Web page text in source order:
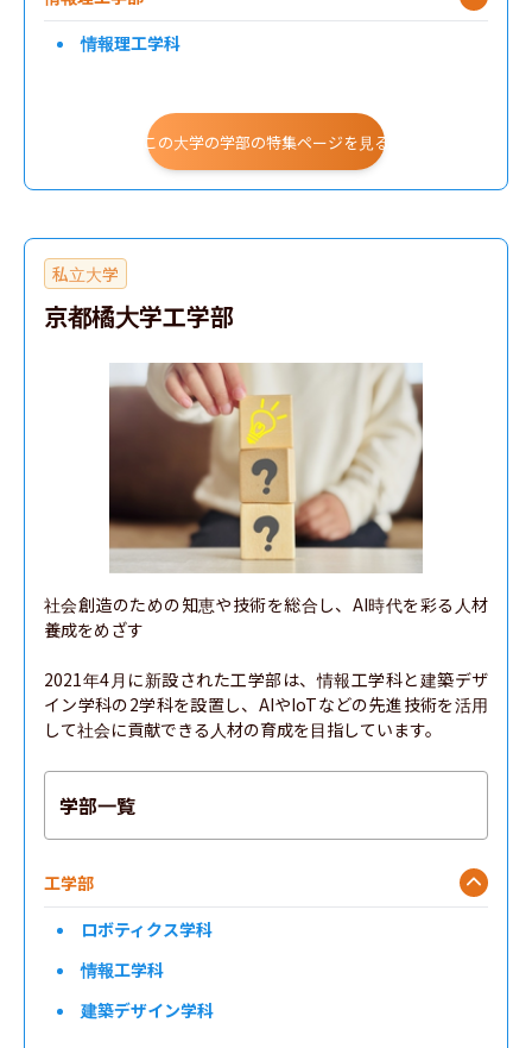
情報理工学科
この大学の学部の特集ページを見る
私立大学
京都橘大学工学部
社会創造のための知恵や技術を総合し、AI時代を彩る人材
養成をめざす
2021年4月に新設された工学部は、情報工学科と建築デザ
イン学科の2学科を設置し、AIやIoTなどの先進技術を活用
して社会に貢献できる人材の育成を目指しています。
学部一覧
工学部
ロボティクス学科
情報工学科
建築デザイン学科